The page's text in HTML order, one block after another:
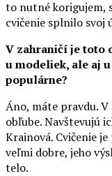
to nutné korigujem,
cvičenie splnilo svoj
V zahraničí je toto
u modeliek, ale aj
populárne?
Áno, máte pravdu.
obľube. Navštevujú
Krainová. Cvičenie
veľmi dobre, jeho
telo.